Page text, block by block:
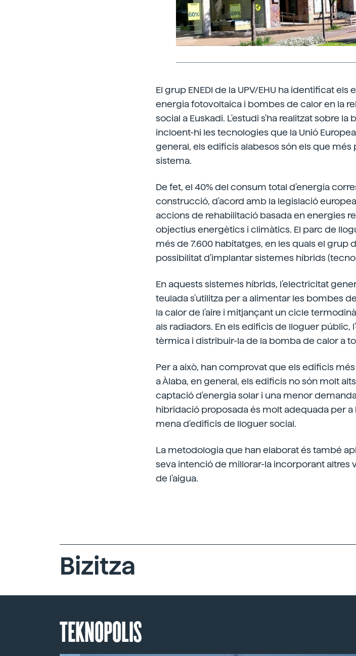
El grup ENEDI de la UPV/EHU ha identificat
energia fotovoltaica i bombes de calor en la
social a Euskadi. L'estudi s'ha realitzat sobre la
incloent-hi les tecnologies que la Unió
general, els edificis alabesos són els que
sistema.
De fet, el 40% del consum total d'energia
construcció, d'acord amb la legislació
accions de rehabilitació basada en energies
objectius energètics i climàtics. El parc de
més de 7.600 habitatges, en les quals el grup
possibilitat d'implantar sistemes híbrids
En aquests sistemes híbrids, l'electricitat
teulada s'utilitza per a alimentar les bombes
la calor de l'aire i mitjançant un cicle
als radiadors. En els edificis de lloguer
tèrmica i distribuir-la de la bomba de calor a
Per a això, han comprovat que els edificis
a Àlaba, en general, els edificis no són molt
captació d'energia solar i una menor
hibridació proposada és molt adequada per
mena d'edificis de lloguer social.
La metodologia que han elaborat és també
seva intenció de millorar-la incorporant altres
de l'aigua.
Bizitza
TEKNOPOLIS